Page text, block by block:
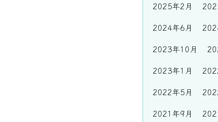
2025年2月
2024年6月
2023年10月
2023年1月
2022年5月
2021年9月